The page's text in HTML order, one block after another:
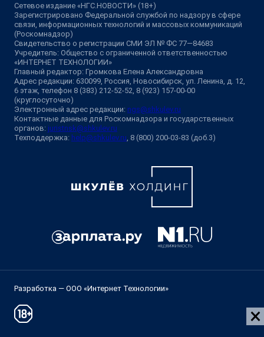
Сетевое издание «НГС.НОВОСТИ» (18+)
Зарегистрировано Федеральной службой по надзору в сфере
связи, информационных технологий и массовых коммуникаций
(Роскомнадзор)
Свидетельство о регистрации СМИ ЭЛ № ФС 77—84683
Учредитель: Общество с ограниченной ответственностью
«ИНТЕРНЕТ ТЕХНОЛОГИИ»
Главный редактор: Громкова Елена Александровна
Адрес редакции: 630099, Россия, Новосибирск, ул. Ленина, д. 12,
6 этаж, телефон 8 (383) 212-52-52, 8 (923) 157-00-00
(круглосуточно)
Электронный адрес редакции: ngs@shkulev.ru
Контактные данные для Роскомнадзора и государственных
органов: juristnsk@shkulev.ru
Техподдержка: help@shkulev.ru , 8 (800) 200-03-83 (доб.3)
Разработка — ООО «Интернет Технологии»